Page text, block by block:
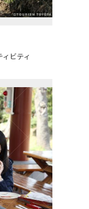
ビティ